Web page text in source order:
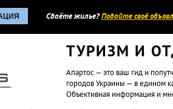
Сдаёте жилье?Подайте своё
ТУРИЗМ И
Апартос — это ваш гид и
городов Украины — в едином
Объективная информация и